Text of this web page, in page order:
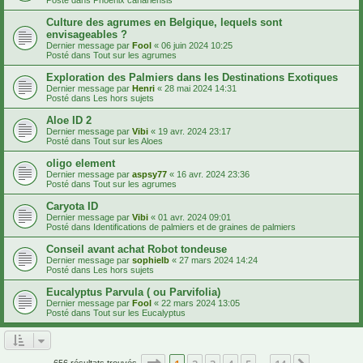
Culture des agrumes en Belgique, lequels sont
envisageables ?
Dernier message par Fool « 06 juin 2024 10:25
Posté dans Tout sur les agrumes
Exploration des Palmiers dans les Destinations Exotiques
Dernier message par Henri « 28 mai 2024 14:31
Posté dans Les hors sujets
Aloe ID 2
Dernier message par Vibi « 19 avr. 2024 23:17
Posté dans Tout sur les Aloes
oligo element
Dernier message par aspsy77 « 16 avr. 2024 23:36
Posté dans Tout sur les agrumes
Caryota ID
Dernier message par Vibi « 01 avr. 2024 09:01
Posté dans Identifications de palmiers et de graines de palmiers
Conseil avant achat Robot tondeuse
Dernier message par sophielb « 27 mars 2024 14:24
Posté dans Les hors sujets
Eucalyptus Parvula ( ou Parvifolia)
Dernier message par Fool « 22 mars 2024 13:05
Posté dans Tout sur les Eucalyptus